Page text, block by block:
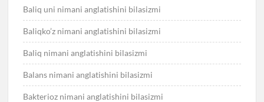
Baliq uni nimani anglatishini bilasizmi
Baliqko’z nimani anglatishini bilasizmi
Baliq nimani anglatishini bilasizmi
Balans nimani anglatishini bilasizmi
Bakterioz nimani anglatishini bilasizmi